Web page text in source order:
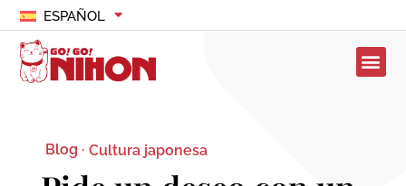
ESPAÑOL
Blog · Cultura japonesa